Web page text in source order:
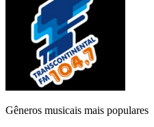
Gêneros musicais mais populares